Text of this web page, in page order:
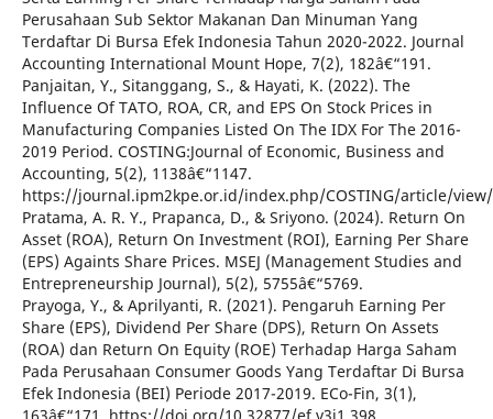
Perusahaan Sub Sektor Makanan Dan Minuman Yang
Terdaftar Di Bursa Efek Indonesia Tahun 2020-2022. Journal
Accounting International Mount Hope, 7(2), 182â€“191.
Panjaitan, Y., Sitanggang, S., & Hayati, K. (2022). The
Influence Of TATO, ROA, CR, and EPS On Stock Prices in
Manufacturing Companies Listed On The IDX For The 2016-
2019 Period. COSTING:Journal of Economic, Business and
Accounting, 5(2), 1138â€“1147.
https://journal.ipm2kpe.or.id/index.php/COSTING/article/
Pratama, A. R. Y., Prapanca, D., & Sriyono. (2024). Return On
Asset (ROA), Return On Investment (ROI), Earning Per Share
(EPS) Againts Share Prices. MSEJ (Management Studies and
Entrepreneurship Journal), 5(2), 5755â€“5769.
Prayoga, Y., & Aprilyanti, R. (2021). Pengaruh Earning Per
Share (EPS), Dividend Per Share (DPS), Return On Assets
(ROA) dan Return On Equity (ROE) Terhadap Harga Saham
Pada Perusahaan Consumer Goods Yang Terdaftar Di Bursa
Efek Indonesia (BEI) Periode 2017-2019. ECo-Fin, 3(1),